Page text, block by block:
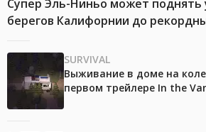
Супер Эль-Ниньо может поднять
берегов Калифорнии до
SURVIVAL
Выживание в доме на
первом трейлере In the